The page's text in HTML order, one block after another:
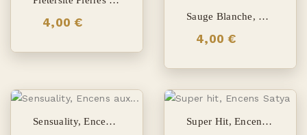
4,00 € Sauge Blanche, Encens Cônes À Refoulement
4,00 €
Sensuality, Encens Aux Herbes Sans Bambou Super Hit, Encens Satya